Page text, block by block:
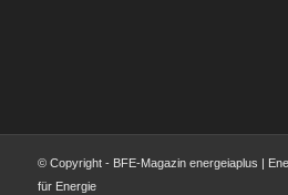
© Copyright - BFE-Magazin energeiaplus |
für Energie